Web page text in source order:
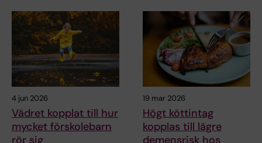
4 jun 2026
Vädret kopplat till hur
mycket förskolebarn
rör sig
19 mar 2026
Högt köttintag
kopplas till lägre
demensrisk hos